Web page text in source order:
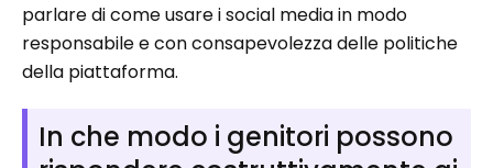
parlare di come usare i social media in modo
responsabile e con consapevolezza delle politiche
della piattaforma.
In che modo i genitori possono